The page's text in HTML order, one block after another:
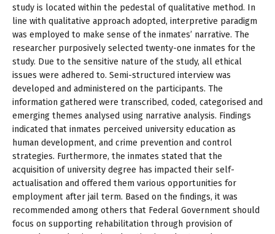
study is located within the pedestal of qualitative method. In
line with qualitative approach adopted, interpretive paradigm
was employed to make sense of the inmates’ narrative. The
researcher purposively selected twenty-one inmates for the
study. Due to the sensitive nature of the study, all ethical
issues were adhered to. Semi-structured interview was
developed and administered on the participants. The
information gathered were transcribed, coded, categorised and
emerging themes analysed using narrative analysis. Findings
indicated that inmates perceived university education as
human development, and crime prevention and control
strategies. Furthermore, the inmates stated that the
acquisition of university degree has impacted their self-
actualisation and offered them various opportunities for
employment after jail term. Based on the findings, it was
recommended among others that Federal Government should
focus on supporting rehabilitation through provision of